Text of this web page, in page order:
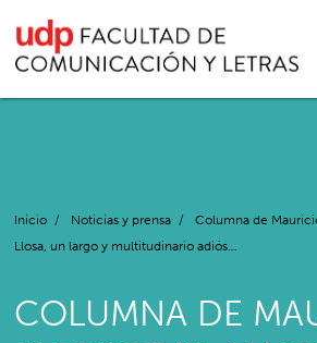
Inicio / Noticias y prensa /
Columna de
Llosa, un largo y multitudinario adiós…
COLUMNA DE